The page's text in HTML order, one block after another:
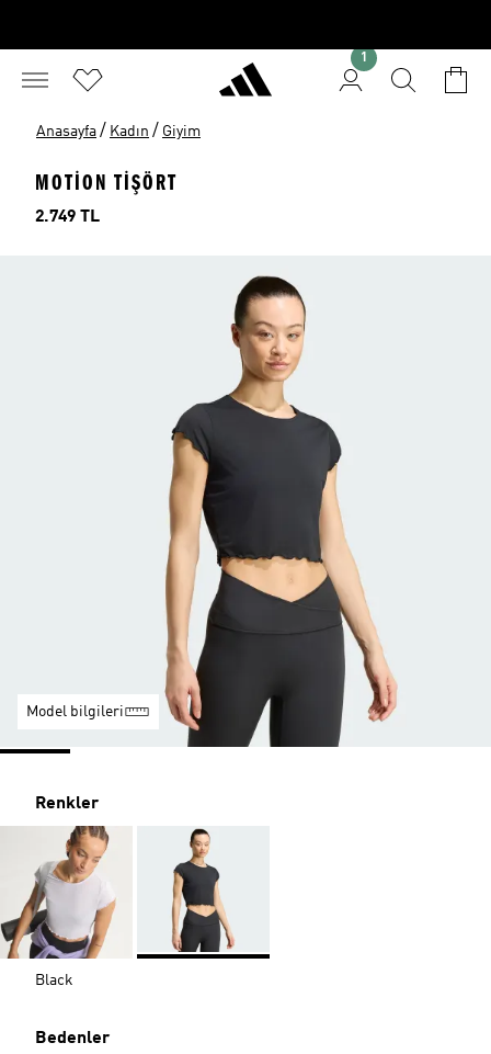
1
Anasayfa / Kadın / Giyim
MOTION TIŞÖRT
Fiyat
2.749 TL
Model bilgileri
Renkler
Black
Bedenler